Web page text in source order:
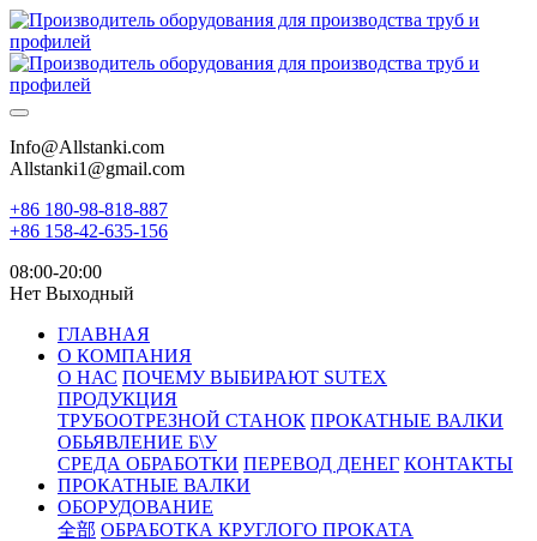
Info@Allstanki.com
Allstanki1@gmail.com
+86 180-98-818-887
+86 158-42-635-156
08:00-20:00
Нет Выходный
ГЛАВНАЯ
О КОМПАНИЯ
О НАС ПОЧЕМУ ВЫБИРАЮТ SUTEX
ПРОДУКЦИЯ
ТРУБООТРЕЗНОЙ СТАНОК ПРОКАТНЫЕ ВАЛКИ
ОБЬЯВЛЕНИЕ Б\У
СРЕДА ОБРАБОТКИ ПЕРЕВОД ДЕНЕГ КОНТАКТЫ
ПРОКАТНЫЕ ВАЛКИ
ОБОРУДОВАНИЕ
全部 ОБРАБОТКА КРУГЛОГО ПРОКАТА